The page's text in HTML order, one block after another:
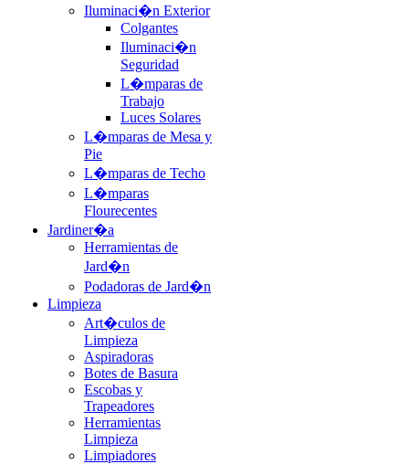
Iluminaci�n Exterior
Colgantes
Iluminaci�n
Seguridad
L�mparas de
Trabajo
Luces Solares
L�mparas de Mesa y
Pie
L�mparas de Techo
L�mparas
Flourecentes
Jardiner�a
Herramientas de
Jard�n
Podadoras de Jard�n
Limpieza
Art�culos de
Limpieza
Aspiradoras
Botes de Basura
Escobas y
Trapeadores
Herramientas
Limpieza
Limpiadores